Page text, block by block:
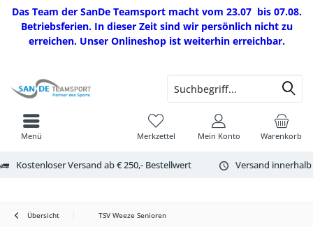
Das Team der SanDe Teamsport macht vom 23.07 bis 07.08.
Betriebsferien. In dieser Zeit sind wir persönlich nicht zu
erreichen. Unser Onlineshop ist weiterhin erreichbar.
Kostenloser Versand ab € 250,- Bestellwert Versand
Warenkorb
Merkzettel Mein Konto
Menü
Übersicht TSV Weeze Senioren